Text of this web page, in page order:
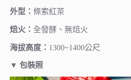
外型： 條索紅茶
焙火： 全發酵、無焙火
海拔高度： 1300~1400公尺
▼ 包裝照